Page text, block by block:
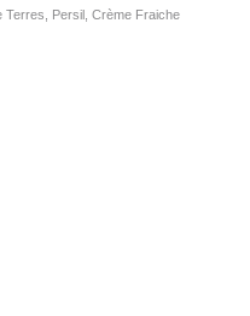
Terres Persil Crème Fraiche